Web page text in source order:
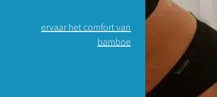
ervaar het comfort van
bamboe